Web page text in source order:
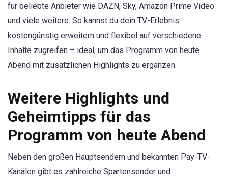
für beliebte Anbieter wie DAZN, Sky, Amazon Prime Video
und viele weitere. So kannst du dein TV-Erlebnis
kostengünstig erweitern und flexibel auf verschiedene
Inhalte zugreifen – ideal, um das Programm von heute
Abend mit zusätzlichen Highlights zu ergänzen.
Weitere Highlights und
Geheimtipps für das
Programm von heute Abend
Neben den großen Hauptsendern und bekannten Pay-TV-
Kanälen gibt es zahlreiche Spartensender und